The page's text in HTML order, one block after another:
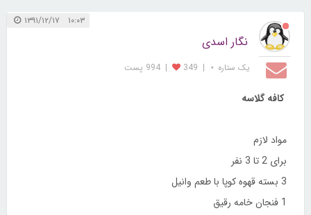
۱۰:۰۳ ۱۳۹۱/۱۲/۱۷
نگار اسدی
یک ستاره ⋆ |
349
| 994 پست
کافه گلاسه
مواد لازم
برای 2 تا 3 نفر
3 بسته قهوه کوپا با طعم وانیل
1 فنجان خامه رقیق